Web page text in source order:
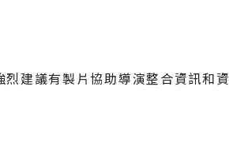
建議有製片協助導演整合資訊和